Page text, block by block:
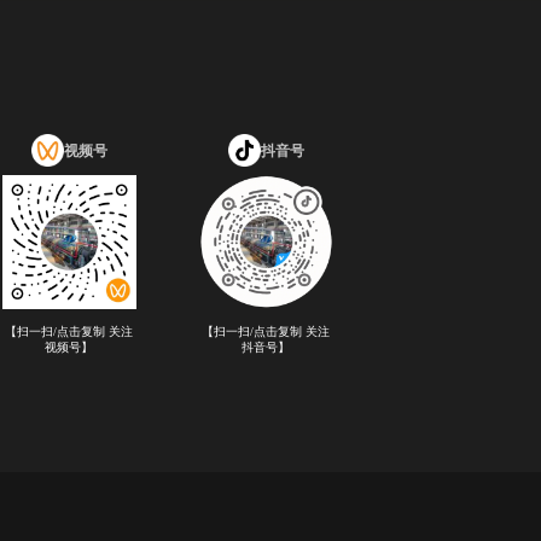
视频号
【扫一扫/点击复制 关注
视频号】
抖音号
【扫一扫/点击复制 关注
抖音号】